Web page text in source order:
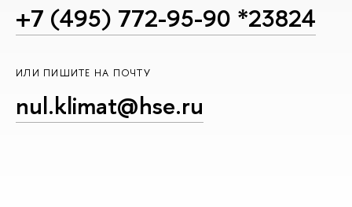
+7 (495) 772-95-90 *23824
ИЛИ ПИШИТЕ НА ПОЧТУ
nul.klimat@hse.ru